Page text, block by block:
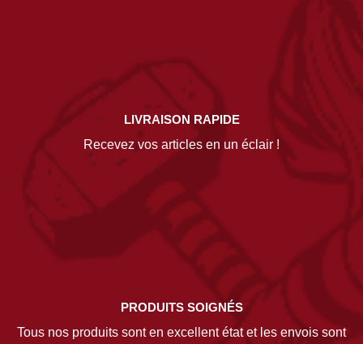
LIVRAISON RAPIDE
Recevez vos articles en un éclair !
PRODUITS SOIGNÉS
Tous nos produits sont en excellent état et les envois sont